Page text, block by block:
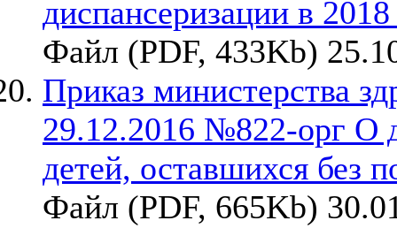
диспансеризации в
Файл (PDF, 433Kb)
Приказ министерства
29.12.2016 №822-орг О
детей, оставшихся без
Файл (PDF, 665Kb)